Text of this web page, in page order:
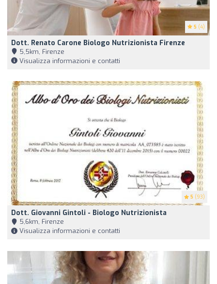
5 (4)
Dott. Renato Carone Biologo Nutrizionista Firenze
5,5km, Firenze
Visualizza informazioni e contatti
5 (93)
Dott. Giovanni Gintoli - Biologo Nutrizionista
5,6km, Firenze
Visualizza informazioni e contatti